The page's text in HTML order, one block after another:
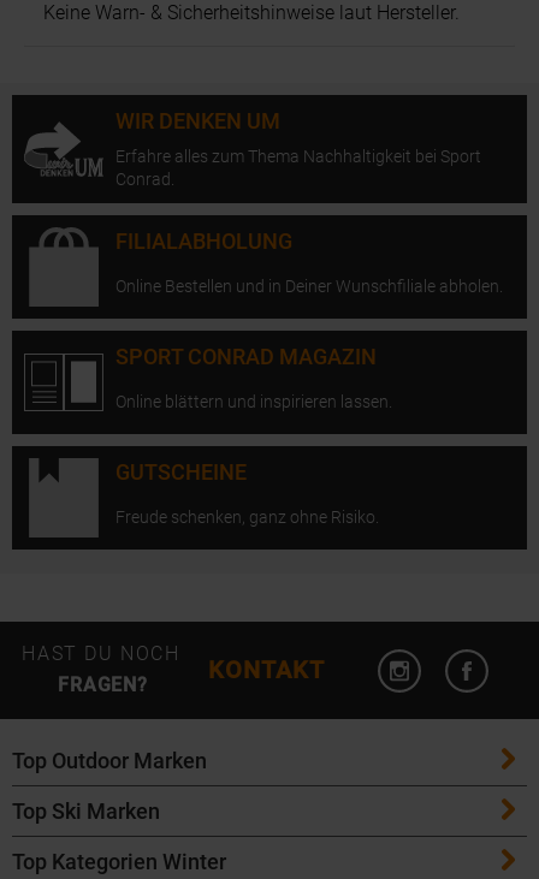
Keine Warn- & Sicherheitshinweise laut Hersteller.
WIR DENKEN UM
Erfahre alles zum Thema Nachhaltigkeit bei Sport
Conrad.
FILIALABHOLUNG
Online Bestellen und in Deiner Wunschfiliale abholen.
SPORT CONRAD MAGAZIN
Online blättern und inspirieren lassen.
GUTSCHEINE
Freude schenken, ganz ohne Risiko.
HAST DU NOCH
FRAGEN?
KONTAKT
Instagram
Top Outdoor Marken
Patagonia
Maloja
Top Ski Marken
ATK Bindungen
Top Kategorien Winter